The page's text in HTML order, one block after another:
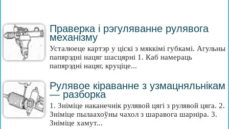
Праверка і рэгуляванне рулявога
механізму
Усталюеце картэр у ціскі з мяккімі губкамі. Агульны
папярэдні нацяг шасцярні 1. Каб намераць
папярэдні нацяг, круціце...
Рулявое кіраванне з узмацняльнікам
— разборка
1. Зніміце наканечнік рулявой цягі з рулявой цяга. 2.
Зніміце пылаахоўны чахол з шаравога шарніра. 3.
Зніміце хамут...